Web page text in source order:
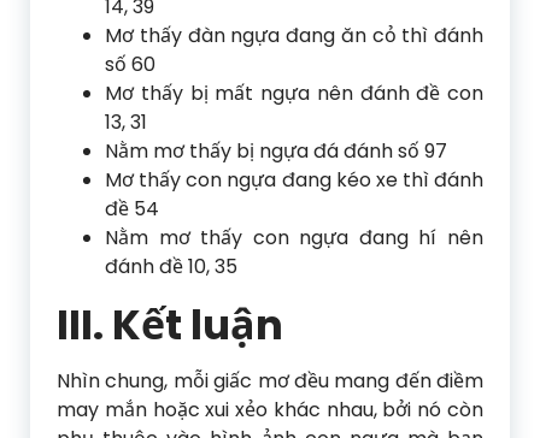
14, 39
Mơ thấy đàn ngựa đang ăn cỏ thì đánh
số 60
Mơ thấy bị mất ngựa nên đánh đề con
13, 31
Nằm mơ thấy bị ngựa đá đánh số 97
Mơ thấy con ngựa đang kéo xe thì đánh
đề 54
Nằm mơ thấy con ngựa đang hí nên
đánh đề 10, 35
III. Kết luận
Nhìn chung, mỗi giấc mơ đều mang đến điềm
may mắn hoặc xui xẻo khác nhau, bởi nó còn